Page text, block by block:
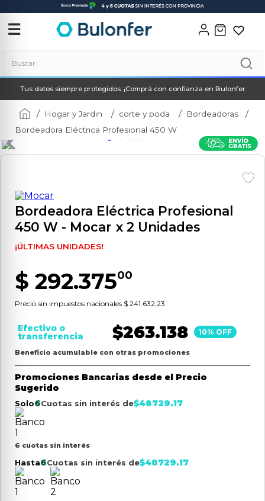
☰
Buscar
Tus datos siempre protegidos. ¡Comprá con confianza en Bulonfer
Hogar y Jardin corte y poda
Bordeadoras
Bordeadora Eléctrica Profesional 450 W
Bordeadora Eléctrica Profesional
450 W - Mocar x 2 Unidades
¡ÚLTIMAS UNIDADES!
$ 292.37500
Precio sin impuestos nacionales $ 241.632,23
Efectivo o
transferencia $263.138 10% OFF
Beneficio acumulable con otras promociones
Promociones Bancarias desde el Precio
Sugerido
Solo6Cuotas sin interés de$48729.17
6 cuotas sin interés
Hasta6Cuotas sin interés de$48729.17
Términos más buscados
1.
neo
2.
soldadora
3.
combos
5.
taladro
6.
hidrolavadora
9.
aspiradora
. lijadora